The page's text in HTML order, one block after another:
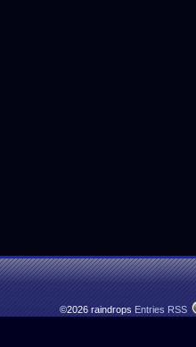
©2026 raindrops Entries RSS